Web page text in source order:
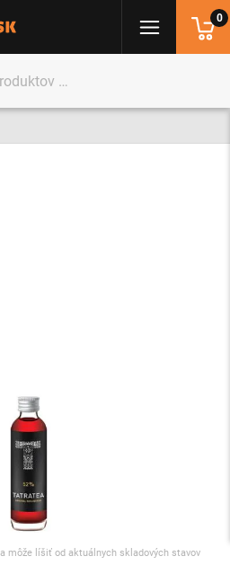
môže líšiť od aktuálnych skladových stavov
0